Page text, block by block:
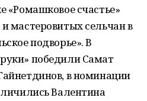
«Ромашковое счастье»
мастеровитых сельчан в
подворье». В
победили Самат
в номинации
Валентина